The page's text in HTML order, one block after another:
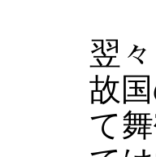
翌
故
て